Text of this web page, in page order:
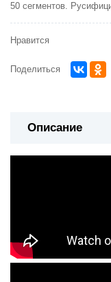
50 сегментов.
Нравится
Поделиться
Описание